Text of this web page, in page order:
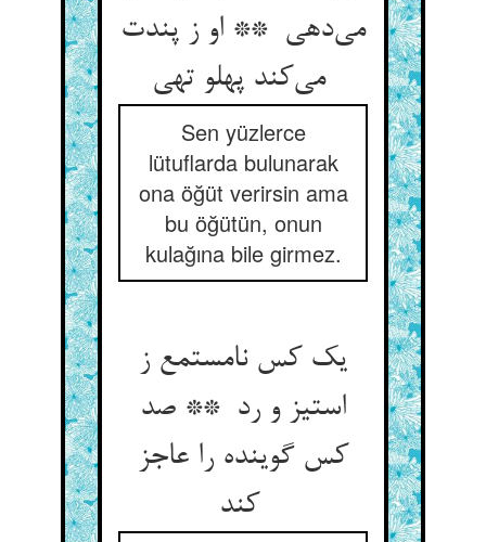
می‌دهی ** او ز پندت
می‌کند پهلو تهی
Sen yüzlerce
lütuflarda bulunarak
ona öğüt verirsin ama
bu öğütün, onun
kulağına bile girmez.
یک کس نامستمع ز
استیز و رد ** صد
کس گوینده را عاجز
کند